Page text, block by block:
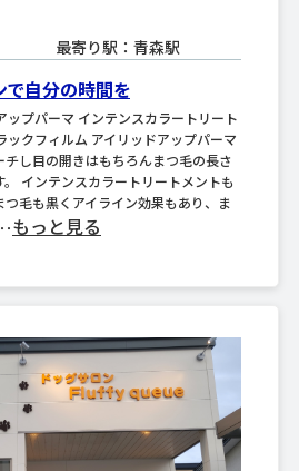
最寄り駅：青森駅
で自分の時間を
ップパーマ インテンスカラートリート
ックフィルム アイリッドアップパーマ
し目の開きはもちろんまつ毛の長さ
インテンスカラートリートメントも
毛も黒くアイライン効果もあり、ま
･もっと見る